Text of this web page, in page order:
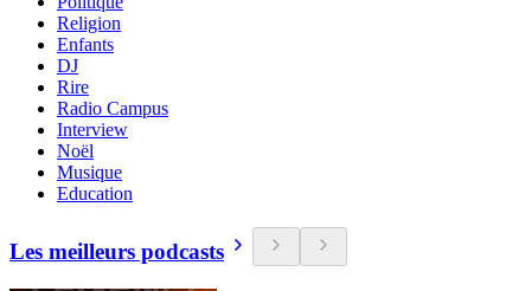
Religion
Enfants
DJ
Rire
Radio Campus
Interview
Noël
Musique
Education
Les meilleurs podcasts